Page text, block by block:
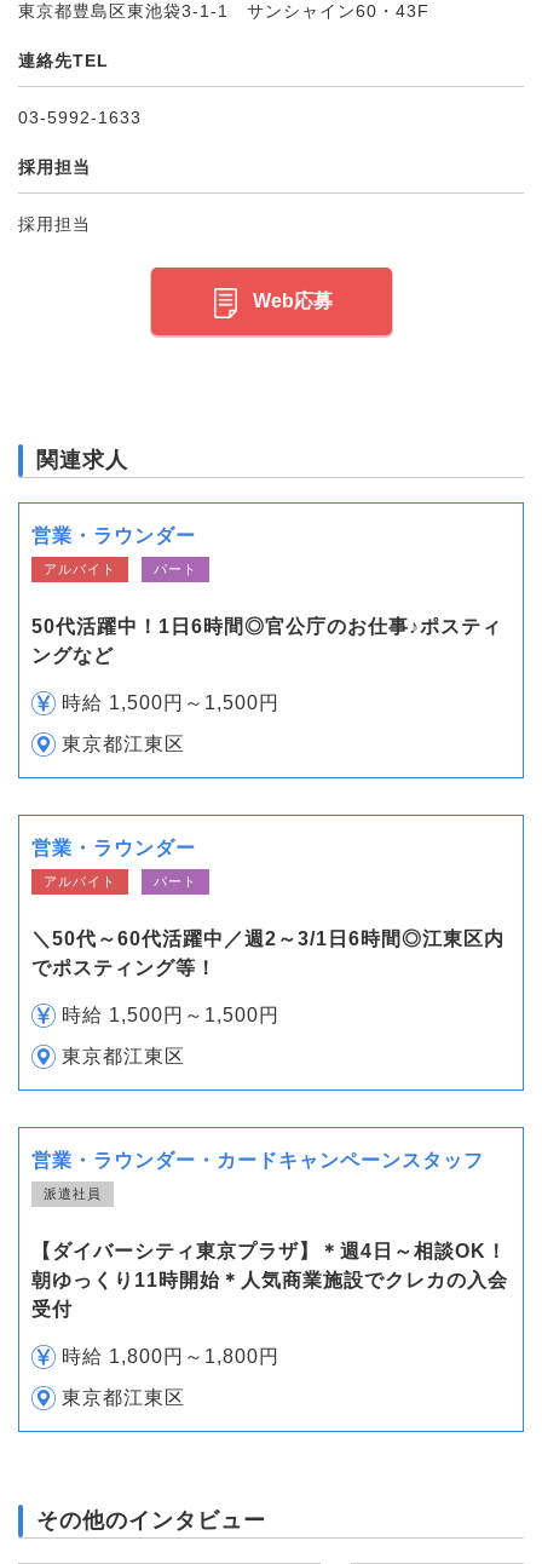
東京都豊島区東池袋3-1-1 サンシャイン60・43F
連絡先TEL
03-5992-1633
採用担当
採用担当
Web応募
関連求人
営業・ラウンダー
アルバイト パート
50代活躍中！1日6時間◎官公庁のお仕事♪ポスティ
ングなど
時給 1,500円～1,500円
東京都江東区
営業・ラウンダー
アルバイト パート
＼50代～60代活躍中／週2～3/1日6時間◎江東区内
でポスティング等！
時給 1,500円～1,500円
東京都江東区
営業・ラウンダー・カードキャンペーンスタッフ
派遣社員
【ダイバーシティ東京プラザ】＊週4日～相談OK！
朝ゆっくり11時開始＊人気商業施設でクレカの入会
受付
時給 1,800円～1,800円
東京都江東区
その他のインタビュー